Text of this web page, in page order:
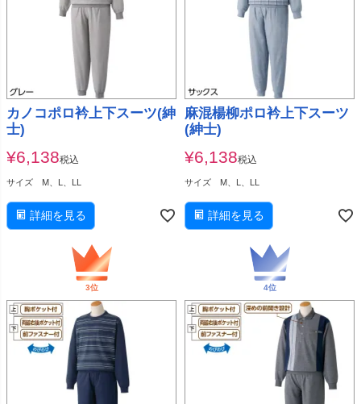
カノコポロ衿上下スーツ(紳
士)
¥6,138税込
サイズ M、L、LL
詳細を見る
麻混楊柳ポロ衿上下スーツ
(紳士)
¥6,138税込
サイズ M、L、LL
詳細を見る